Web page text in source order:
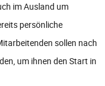
im Ausland um
persönliche
sollen nach
um ihnen den Start in